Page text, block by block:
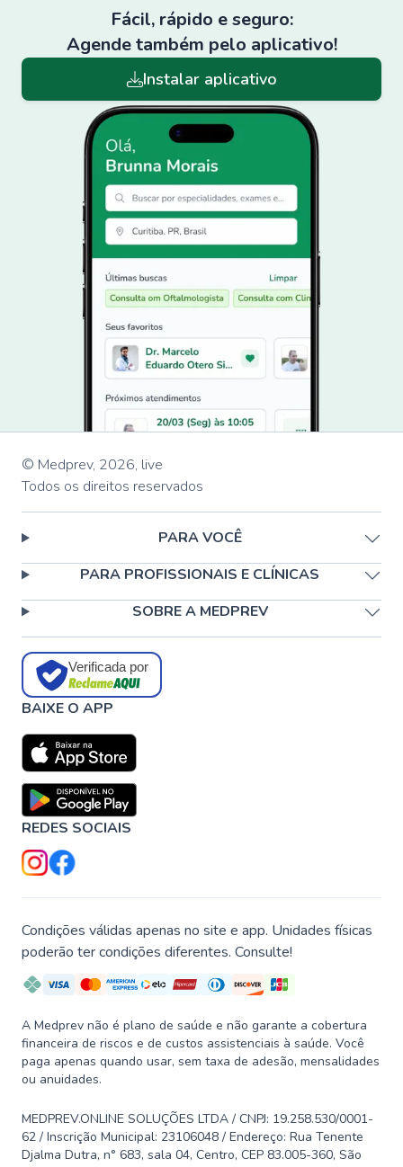
Fácil, rápido e seguro:
Agende também pelo aplicativo!
Instalar aplicativo
© Medprev, 2026, live
Todos os direitos reservados
PARA VOCÊ
PARA PROFISSIONAIS E CLÍNICAS
SOBRE A MEDPREV
Verificada por
BAIXE O APP
REDES SOCIAIS
Condições válidas apenas no site e app. Unidades físicas
poderão ter condições diferentes. Consulte!
A Medprev não é plano de saúde e não garante a cobertura
financeira de riscos e de custos assistenciais à saúde. Você
paga apenas quando usar, sem taxa de adesão, mensalidades
ou anuidades.
MEDPREV.ONLINE SOLUÇÕES LTDA / CNPJ: 19.258.530/0001-
62 / Inscrição Municipal: 23106048 / Endereço: Rua Tenente
Djalma Dutra, n° 683, sala 04, Centro, CEP 83.005-360, São